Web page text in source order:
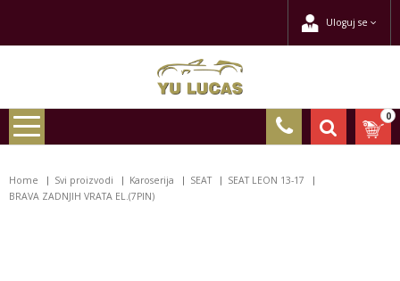
Uloguj se
0
Home Svi proizvodi Karoserija SEAT
SEAT LEON 13-17
BRAVA ZADNJIH VRATA EL.(7PIN)